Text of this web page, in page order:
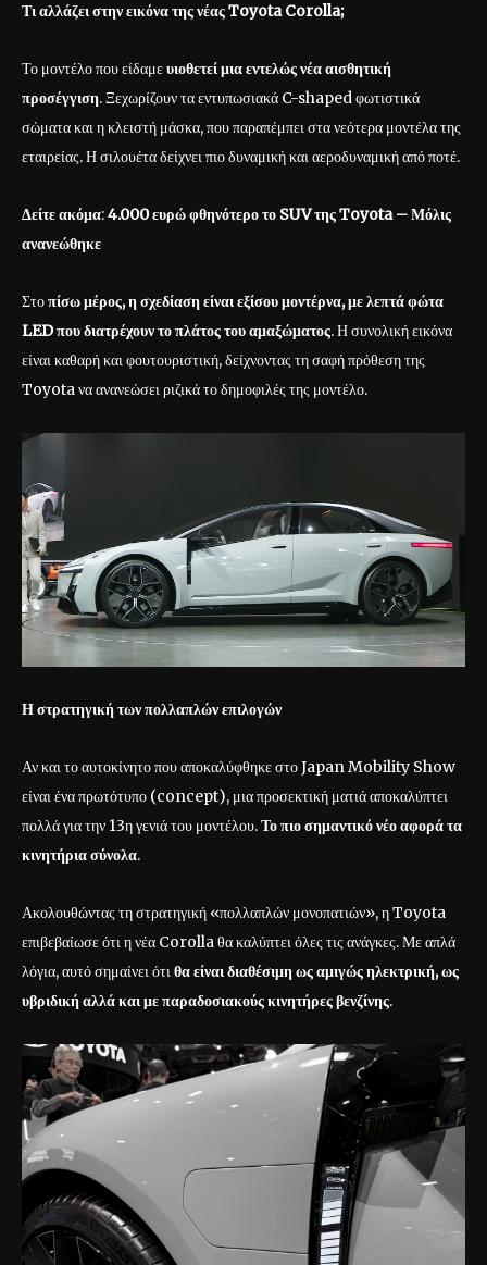
Τι αλλάζει στην εικόνα της νέας Toyota Corolla;
Το μοντέλο που είδαμευιοθετεί μια εντελώς νέα αισθητική
προσέγγιση. Ξεχωρίζουν τα εντυπωσιακά C-shaped φωτιστικά
σώματα και η κλειστή μάσκα, που παραπέμπει στα νεότερα μοντέλα της
εταιρείας. Η σιλουέτα δείχνει πιο δυναμική και αεροδυναμική από ποτέ.
Δείτε ακόμα:4.000 ευρώ φθηνότερο το SUV της Toyota – Μόλις
ανανεώθηκε
Στοπίσω μέρος, η σχεδίαση είναι εξίσου μοντέρνα, με λεπτά φώτα
LEDπου διατρέχουν το πλάτος του αμαξώματος. Η συνολική εικόνα
είναι καθαρή και φουτουριστική, δείχνοντας τη σαφή πρόθεση της
Toyota να ανανεώσει ριζικά το δημοφιλές της μοντέλο.
Η στρατηγική των πολλαπλών επιλογών
Αν και το αυτοκίνητο που αποκαλύφθηκε στο Japan Mobility Show
είναι ένα πρωτότυπο (concept), μια προσεκτική ματιά αποκαλύπτει
πολλά για την 13η γενιά του μοντέλου.Το πιο σημαντικό νέο αφορά τα
κινητήρια σύνολα.
Ακολουθώντας τη στρατηγική «πολλαπλών μονοπατιών», η Toyota
επιβεβαίωσε ότι η νέα Corolla θα καλύπτει όλες τις ανάγκες. Με απλά
λόγια, αυτό σημαίνει ότι θα είναι διαθέσιμη ως αμιγώς ηλεκτρική, ως
υβριδική αλλά και με παραδοσιακούς κινητήρες βενζίνης.